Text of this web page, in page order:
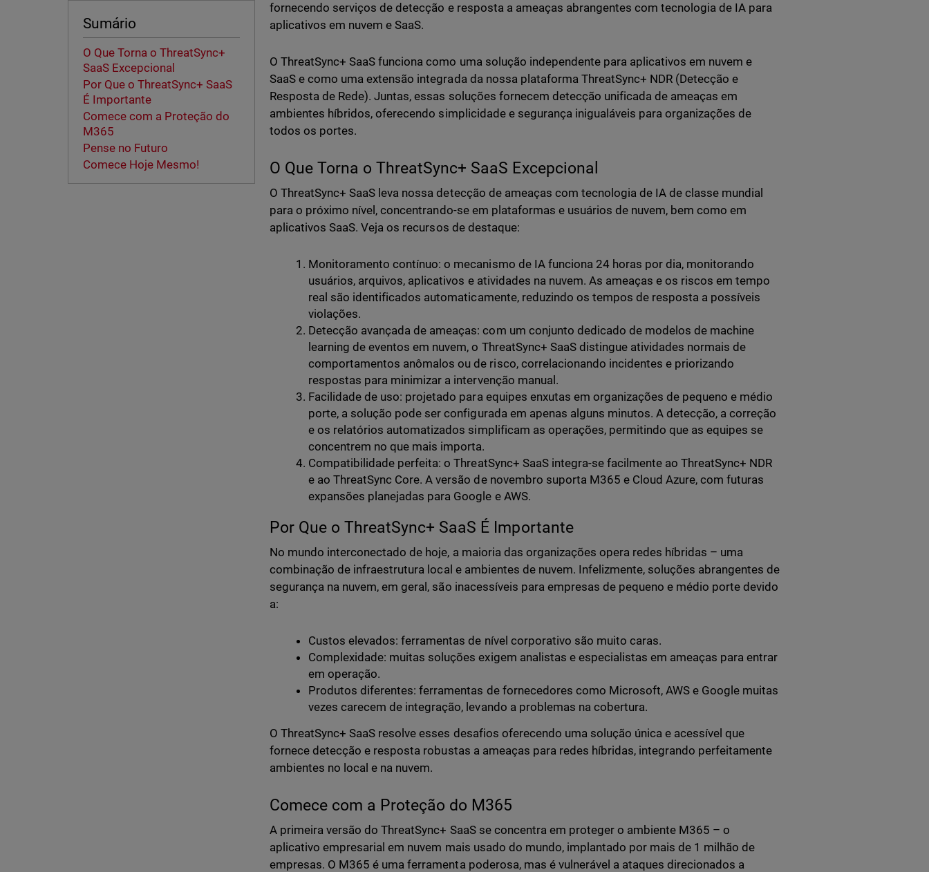
Sumário
O Que Torna o ThreatSync+
SaaS Excepcional
Por Que o ThreatSync+ SaaS
É Importante
Comece com a Proteção do
M365
Pense no Futuro
Comece Hoje Mesmo!
fornecendo serviços de detecção e resposta a ameaças abrangentes com tecnologia de IA para
aplicativos em nuvem e SaaS.
O ThreatSync+ SaaS funciona como uma solução independente para aplicativos em nuvem e
SaaS e como uma extensão integrada da nossa plataforma ThreatSync+ NDR (Detecção e
Resposta de Rede). Juntas, essas soluções fornecem detecção unificada de ameaças em
ambientes híbridos, oferecendo simplicidade e segurança inigualáveis para organizações de
todos os portes.
O Que Torna o ThreatSync+ SaaS Excepcional
O ThreatSync+ SaaS leva nossa detecção de ameaças com tecnologia de IA de classe mundial
para o próximo nível, concentrando-se em plataformas e usuários de nuvem, bem como em
aplicativos SaaS. Veja os recursos de destaque:
Monitoramento contínuo: o mecanismo de IA funciona 24 horas por dia, monitorando
usuários, arquivos, aplicativos e atividades na nuvem. As ameaças e os riscos em tempo
real são identificados automaticamente, reduzindo os tempos de resposta a possíveis
violações.
Detecção avançada de ameaças: com um conjunto dedicado de modelos de machine
learning de eventos em nuvem, o ThreatSync+ SaaS distingue atividades normais de
comportamentos anômalos ou de risco, correlacionando incidentes e priorizando
respostas para minimizar a intervenção manual.
Facilidade de uso: projetado para equipes enxutas em organizações de pequeno e médio
porte, a solução pode ser configurada em apenas alguns minutos. A detecção, a correção
e os relatórios automatizados simplificam as operações, permitindo que as equipes se
concentrem no que mais importa.
Compatibilidade perfeita: o ThreatSync+ SaaS integra-se facilmente ao ThreatSync+ NDR
e ao ThreatSync Core. A versão de novembro suporta M365 e Cloud Azure, com futuras
expansões planejadas para Google e AWS.
Por Que o ThreatSync+ SaaS É Importante
No mundo interconectado de hoje, a maioria das organizações opera redes híbridas – uma
combinação de infraestrutura local e ambientes de nuvem. Infelizmente, soluções abrangentes de
segurança na nuvem, em geral, são inacessíveis para empresas de pequeno e médio porte devido
a:
Custos elevados: ferramentas de nível corporativo são muito caras.
Complexidade: muitas soluções exigem analistas e especialistas em ameaças para entrar
em operação.
Produtos diferentes: ferramentas de fornecedores como Microsoft, AWS e Google muitas
vezes carecem de integração, levando a problemas na cobertura.
O ThreatSync+ SaaS resolve esses desafios oferecendo uma solução única e acessível que
fornece detecção e resposta robustas a ameaças para redes híbridas, integrando perfeitamente
ambientes no local e na nuvem.
Comece com a Proteção do M365
A primeira versão do ThreatSync+ SaaS se concentra em proteger o ambiente M365 – o
aplicativo empresarial em nuvem mais usado do mundo, implantado por mais de 1 milhão de
empresas. O M365 é uma ferramenta poderosa, mas é vulnerável a ataques direcionados a